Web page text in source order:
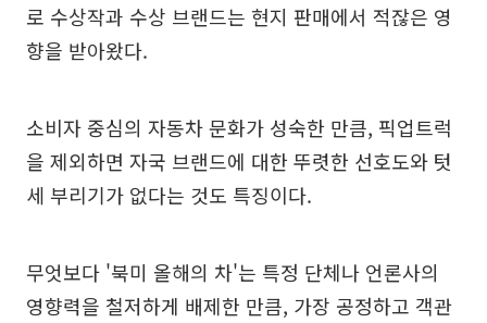
로 수상작과 수상 브랜드는 현지 판매에서 적잖은 영
향을 받아왔다.
소비자 중심의 자동차 문화가 성숙한 만큼, 픽업트럭
을 제외하면 자국 브랜드에 대한 뚜렷한 선호도와 텃
세 부리기가 없다는 것도 특징이다.
무엇보다 '북미 올해의 차'는 특정 단체나 언론사의
영향력을 철저하게 배제한 만큼, 가장 공정하고 객관